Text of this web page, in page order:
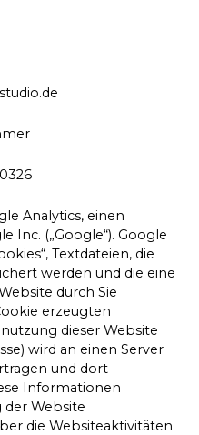
Analytics, einen
Inc. („Google“). Google
Textdateien, die
werden und die eine
durch Sie
erzeugten
dieser Website
wird an einen Server
und dort
Informationen
Website
die Websiteaktivitäten